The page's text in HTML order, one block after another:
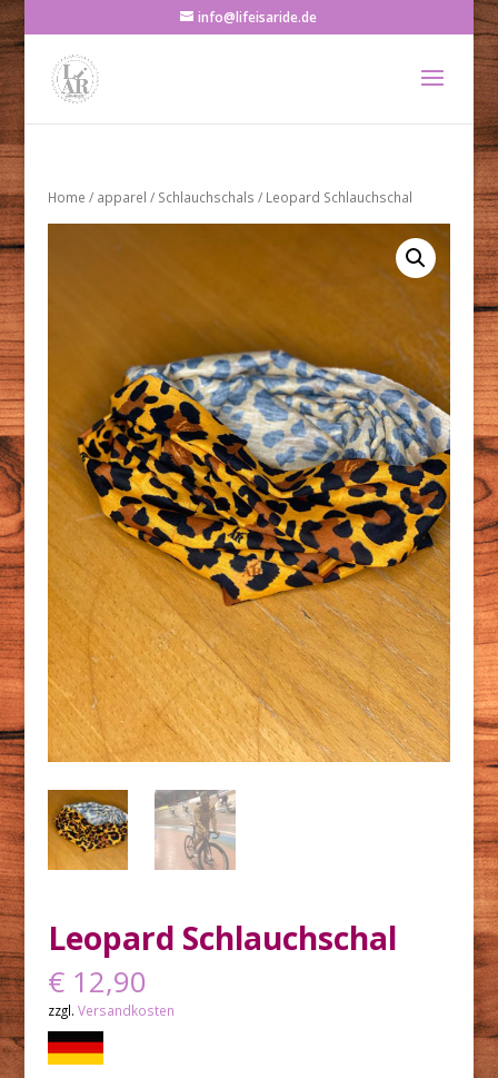
info@lifeisaride.de
Home / apparel / Schlauchschals / Leopard Schlauchschal
Leopard Schlauchschal
€12,90
zzgl. Versandkosten